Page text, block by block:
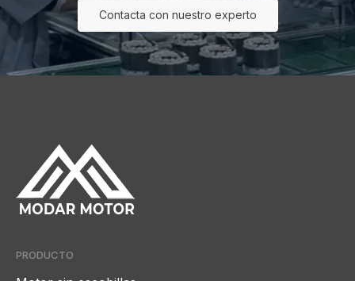
Contacta con nuestro experto
PRODUCTO